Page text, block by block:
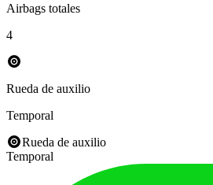
Airbags totales
4
Rueda de auxilio
Temporal
Rueda de auxilio
Temporal